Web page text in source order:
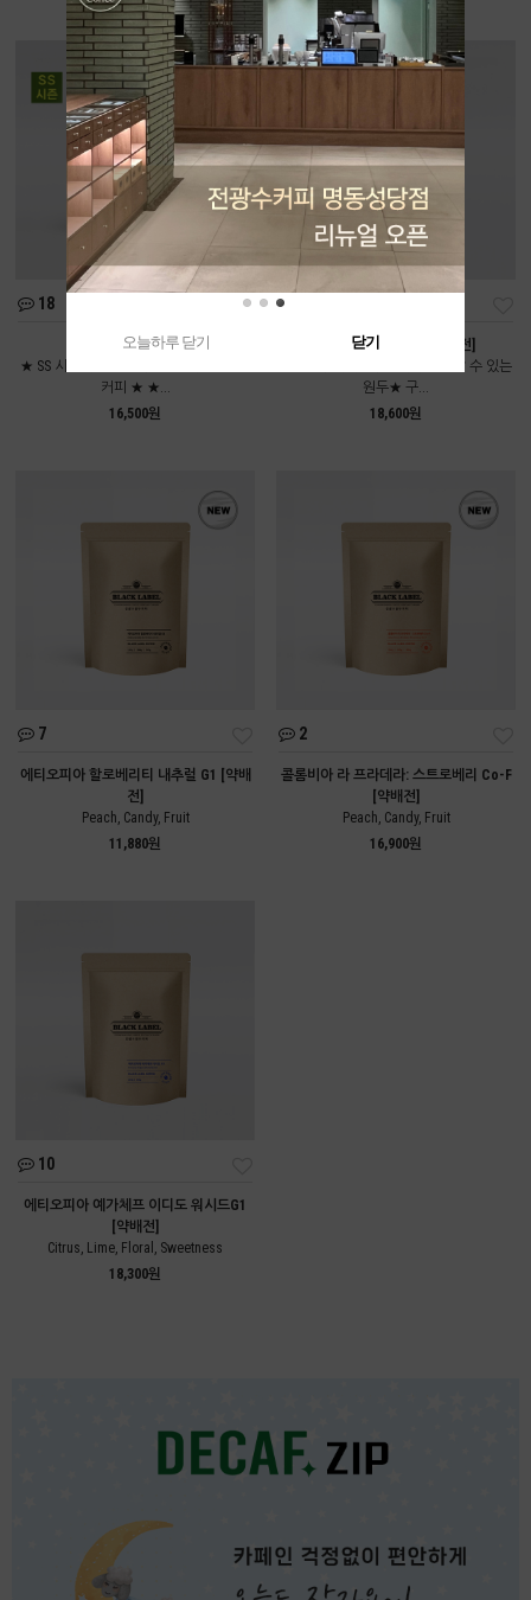
18
여름인가봄 [중배전]
★ SS 시즌에만 만날 수 있는 시즌블렌드
커피 ★ ★...
16,500원
콜롬비아 디카페인 [약배전]
★전광수커피하우스에서도 만날 수 있는
원두★ 구...
18,600원
7
에티오피아 할로베리티 내추럴 G1 [약배
전]
Peach, Candy, Fruit
11,880원
2
콜롬비아 라 프라데라: 스트로베리 Co-F
[약배전]
Peach, Candy, Fruit
16,900원
10
에티오피아 예가체프 이디도 워시드G1
[약배전]
Citrus, Lime, Floral, Sweetness
18,300원
오늘하루 닫기 닫기